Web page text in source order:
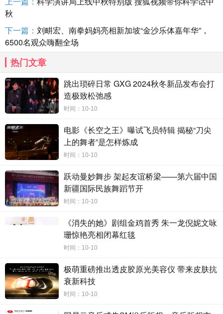
计时背景音乐，让人期待不已。
得益彰。它传达了人们对亚运会的期待，对运动员的支持，
以及对和平友谊的向往。这个充满激情、青春和活力的亚运
会正在向全世界展示，体育不仅是竞技，更是友情、合作和
理解的象征。杭州，作为亚运会的举办城市，展现了其秀美
和热情。
这个城市像山水一样相连，正如歌曲所唱，同爱同
在。这首歌曲搭建了友谊和和平的桥梁，跨越了万水千山，
传递了亚洲人民的美好祝福和期盼。金秋九月，世界汇聚中
国，汇聚亚运，共同见证这场体育盛宴。在这个特殊的时
刻，亚运会为全球带来了一线希望和团结的力量。这首歌曲
将中国的声音传遍世界，向世界传递爱与包容，成为连接各
国人民的音乐纽带。杭州亚运会，让我们同爱同在，燃情瞬
间，共同创造历史。
秋
下一篇： 刘畊宏、南拳妈妈亮相新加坡“金沙乐体嘉年华”，
6500名观众嗨翻全场
热门文章
跳出琐碎日常 GXG 2024秋冬新品发布会打
造极致松弛感
时间：10-10
电影《长空之王》曝试飞员特辑 揭秘“刀尖
上的舞者”是怎样炼成
时间：10-10
跃动曼妙舞步 架起友谊桥梁——第六届中国
新疆国际民族舞蹈节开
时间：10-10
《消失的她》剧组金鸡首秀 朱一龙倪妮文咏
珊惊艳亮相闭幕红毯
时间：10-10
极萌重磅推出透皮胶原光美容仪 带来皮肤抗
衰新科技
时间：10-10